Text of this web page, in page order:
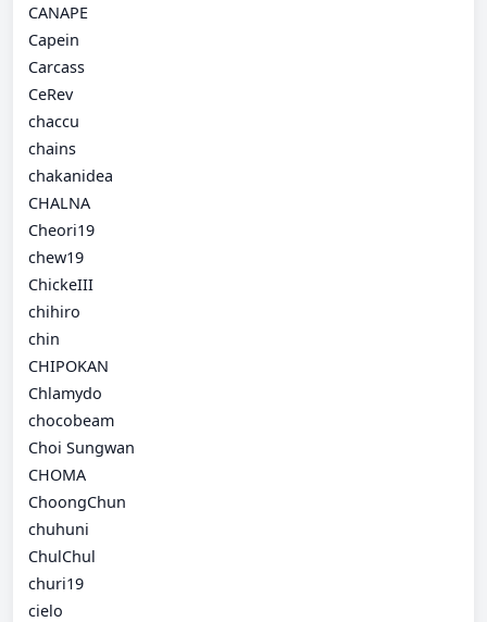
CANAPE
Capein
Carcass
CeRev
chaccu
chains
chakanidea
CHALNA
Cheori19
chew19
ChickeIII
chihiro
chin
CHIPOKAN
Chlamydo
chocobeam
Choi Sungwan
CHOMA
ChoongChun
chuhuni
ChulChul
churi19
cielo